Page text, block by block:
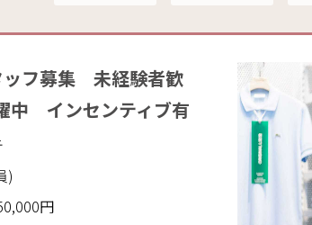
ッフ募集 未経験者歓
インセンティブ有
)
円